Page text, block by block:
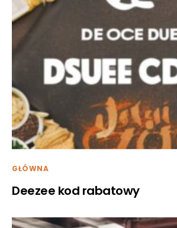
GŁÓWNA
Deezee kod rabatowy